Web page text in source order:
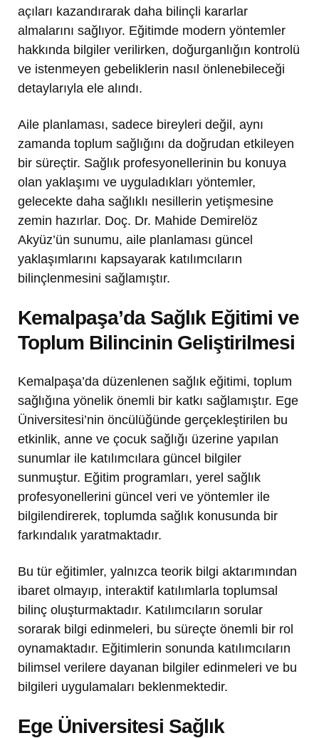
açıları kazandırarak daha bilinçli kararlar
almalarını sağlıyor. Eğitimde modern yöntemler
hakkında bilgiler verilirken, doğurganlığın kontrolü
ve istenmeyen gebeliklerin nasıl önlenebileceği
detaylarıyla ele alındı.
Aile planlaması, sadece bireyleri değil, aynı
zamanda toplum sağlığını da doğrudan etkileyen
bir süreçtir. Sağlık profesyonellerinin bu konuya
olan yaklaşımı ve uyguladıkları yöntemler,
gelecekte daha sağlıklı nesillerin yetişmesine
zemin hazırlar. Doç. Dr. Mahide Demirelöz
Akyüz’ün sunumu, aile planlaması güncel
yaklaşımlarını kapsayarak katılımcıların
bilinçlenmesini sağlamıştır.
Kemalpaşa’da Sağlık Eğitimi ve
Toplum Bilincinin Geliştirilmesi
Kemalpaşa’da düzenlenen sağlık eğitimi, toplum
sağlığına yönelik önemli bir katkı sağlamıştır. Ege
Üniversitesi’nin öncülüğünde gerçekleştirilen bu
etkinlik, anne ve çocuk sağlığı üzerine yapılan
sunumlar ile katılımcılara güncel bilgiler
sunmuştur. Eğitim programları, yerel sağlık
profesyonellerini güncel veri ve yöntemler ile
bilgilendirerek, toplumda sağlık konusunda bir
farkındalık yaratmaktadır.
Bu tür eğitimler, yalnızca teorik bilgi aktarımından
ibaret olmayıp, interaktif katılımlarla toplumsal
bilinç oluşturmaktadır. Katılımcıların sorular
sorarak bilgi edinmeleri, bu süreçte önemli bir rol
oynamaktadır. Eğitimlerin sonunda katılımcıların
bilimsel verilere dayanan bilgiler edinmeleri ve bu
bilgileri uygulamaları beklenmektedir.
Ege Üniversitesi Sağlık